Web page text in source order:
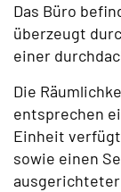
Das Büro
überzeugt
einer
Die
entsprechen
Einheit
sowie einen